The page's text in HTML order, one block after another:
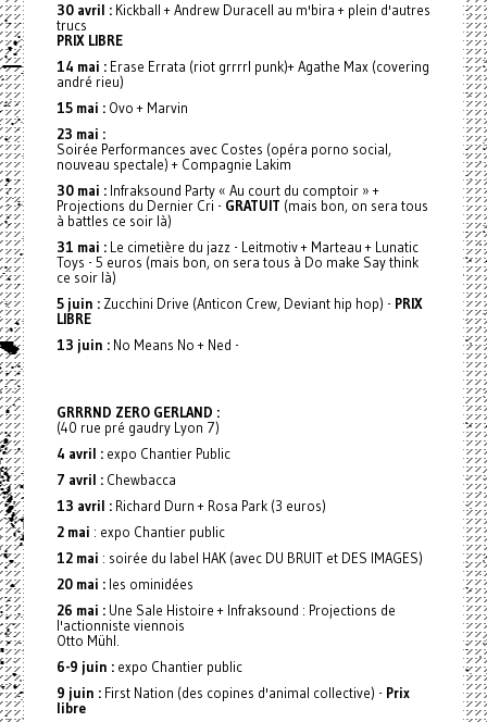
30 avril :Kickball + Andrew Duracell au m'bira + plein d'autres
trucs
PRIX LIBRE
14 mai :Erase Errata (riot grrrrl punk)+ Agathe Max (covering
andré rieu)
15 mai :Ovo + Marvin
23 mai :
Soirée Performances avec Costes (opéra porno social,
nouveau spectale) + Compagnie Lakim
30 mai :Infraksound Party « Au court du comptoir » +
Projections du Dernier Cri - GRATUIT (mais bon, on sera tous
à battles ce soir là)
31 mai :Le cimetière du jazz - Leitmotiv + Marteau + Lunatic
Toys - 5 euros (mais bon, on sera tous à Do make Say think
ce soir là)
5 juin :Zucchini Drive (Anticon Crew, Deviant hip hop) - PRIX
LIBRE
13 juin : No Means No + Ned -
GRRRND ZERO GERLAND :
(40 rue pré gaudry Lyon 7)
4 avril :expo Chantier Public
7 avril :Chewbacca
13 avril :Richard Durn + Rosa Park (3 euros)
2 mai : expo Chantier public
12 mai : soirée du label HAK (avec DU BRUIT et DES IMAGES)
20 mai :les ominidées
26 mai :Une Sale Histoire + Infraksound : Projections de
l'actionniste viennois
Otto Mühl.
6-9 juin :expo Chantier public
9 juin :First Nation (des copines d'animal collective) - Prix
libre